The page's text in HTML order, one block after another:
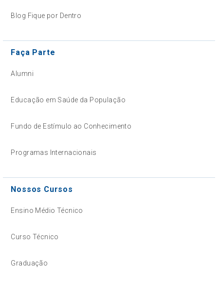
Blog Fique por Dentro
Faça Parte
Alumni
Educação em Saúde da População
Fundo de Estímulo ao Conhecimento
Programas Internacionais
Nossos Cursos
Ensino Médio Técnico
Curso Técnico
Graduação